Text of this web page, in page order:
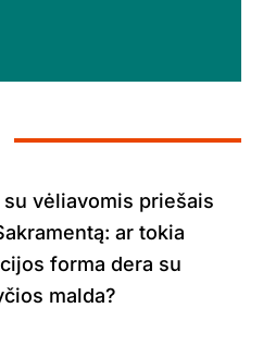
su vėliavomis priešais
ar tokia
forma dera su
malda?